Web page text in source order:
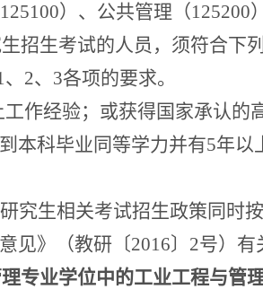
125100）、公共管理（125200
招生考试的人员，须符合下列
、 2、 3各项的要求。
工作经验；或获得国家承认的
本科毕业同等学力并有5年以
究生相关考试招生政策同时
见》（教研〔2016〕 2号）有
专业学位中的工业工程与管